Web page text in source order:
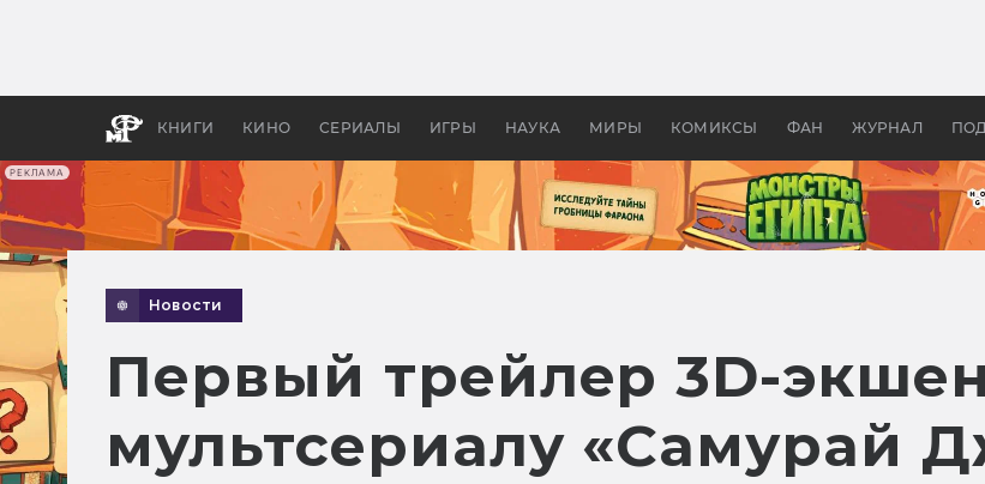
РЕКЛАМА
КНИГИ КИНО СЕРИАЛЫ ИГРЫ НАУКА МИРЫ КОМИКСЫ ФАН ЖУРНАЛ
бы «Властелина колец»
Древней
Новости
Первый трейлер 3D-
мультсериалу «Самурай